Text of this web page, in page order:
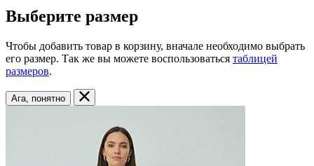
Выберите размер
Чтобы добавить товар в корзину, вначале необходимо выбрать
его размер. Так же вы можете воспользоваться таблицей
размеров.
Ага, понятно